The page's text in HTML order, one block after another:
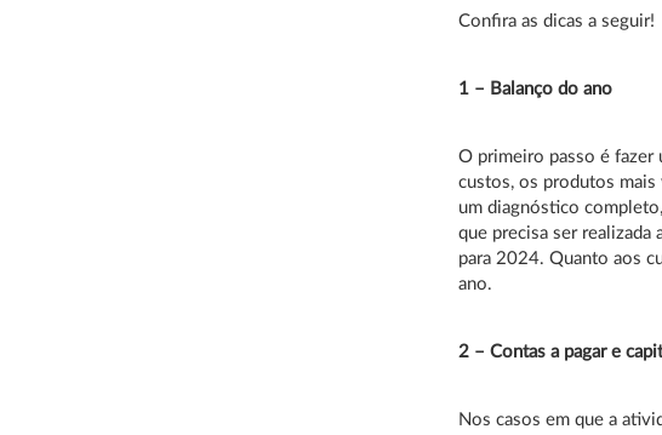
Confira as dicas a seguir!
1 – Balanço do ano
O primeiro passo é fazer
custos, os produtos
um diagnóstico
que precisa ser realizada
para 2024. Quanto aos
ano.
2 – Contas a pagar e
Nos casos em que a